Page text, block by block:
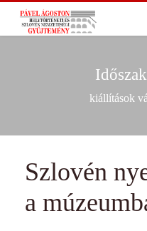
kiállítások
Szlovén
a